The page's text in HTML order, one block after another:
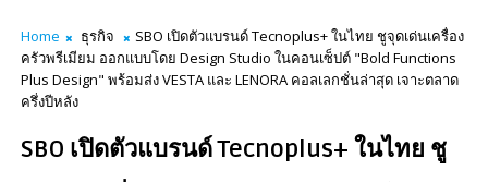
Home ธุรกิจ
SBO เปิดตัวแบรนด์ Tecnoplus+ ในไทย ชูจุดเด่นเครื่อง
ครัวพรีเมียม ออกแบบโดย Design Studio ในคอนเซ็ปต์ "Bold Functions
Plus Design" พร้อมส่ง VESTA และ LENORA คอลเลกชั่นล่าสุด เจาะตลาด
ครึ่งปีหลัง
SBO เปิดตัวแบรนด์ Tecnoplus+ ในไทย ชู